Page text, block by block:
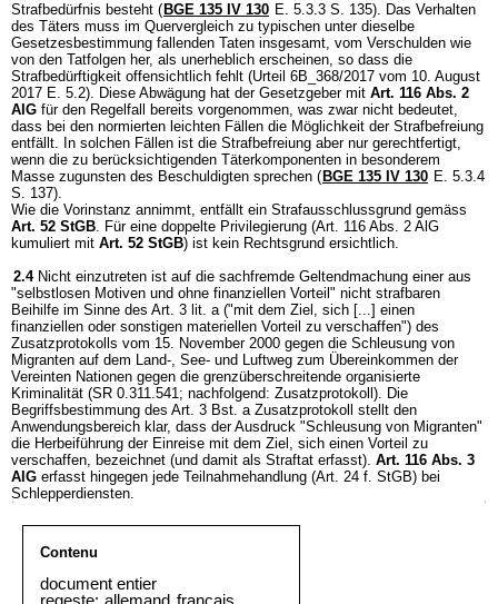
Strafbedürfnis besteht ( BGE 135 IV 130 E. 5.3.3 S. 135). Das Verhalten
des Täters muss im Quervergleich zu typischen unter dieselbe
Gesetzesbestimmung fallenden Taten insgesamt, vom Verschulden wie
von den Tatfolgen her, als unerheblich erscheinen, so dass die
Strafbedürftigkeit offensichtlich fehlt (Urteil 6B_368/2017 vom 10. August
2017 E. 5.2). Diese Abwägung hat der Gesetzgeber mit Art. 116 Abs. 2
AIG für den Regelfall bereits vorgenommen, was zwar nicht bedeutet,
dass bei den normierten leichten Fällen die Möglichkeit der Strafbefreiung
entfällt. In solchen Fällen ist die Strafbefreiung aber nur gerechtfertigt,
wenn die zu berücksichtigenden Täterkomponenten in besonderem
Masse zugunsten des Beschuldigten sprechen ( BGE 135 IV 130 E. 5.3.4
S. 137).
Wie die Vorinstanz annimmt, entfällt ein Strafausschlussgrund gemäss
Art. 52 StGB. Für eine doppelte Privilegierung (Art. 116 Abs. 2 AlG
kumuliert mit Art. 52 StGB) ist kein Rechtsgrund ersichtlich.
2.4 Nicht einzutreten ist auf die sachfremde Geltendmachung einer aus
"selbstlosen Motiven und ohne finanziellen Vorteil" nicht strafbaren
Beihilfe im Sinne des Art. 3 lit. a ("mit dem Ziel, sich [...] einen
finanziellen oder sonstigen materiellen Vorteil zu verschaffen") des
Zusatzprotokolls vom 15. November 2000 gegen die Schleusung von
Migranten auf dem Land-, See- und Luftweg zum Übereinkommen der
Vereinten Nationen gegen die grenzüberschreitende organisierte
Kriminalität (SR 0.311.541; nachfolgend: Zusatzprotokoll). Die
Begriffsbestimmung des Art. 3 Bst. a Zusatzprotokoll stellt den
Anwendungsbereich klar, dass der Ausdruck "Schleusung von Migranten"
die Herbeiführung der Einreise mit dem Ziel, sich einen Vorteil zu
verschaffen, bezeichnet (und damit als Straftat erfasst). Art. 116 Abs. 3
AIG erfasst hingegen jede Teilnahmehandlung (Art. 24 f. StGB) bei
Schlepperdiensten.
Contenu
document entier
regeste: allemand français